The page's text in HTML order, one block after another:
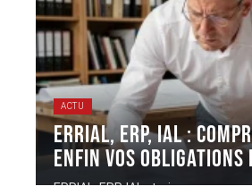
ACTU
ERRIAL, ERP, IAL :
enfin vos obligations
ERRIAL, ERP, IAL : trois